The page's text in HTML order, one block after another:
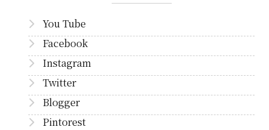
You Tube
Facebook
Instagram
Twitter
Blogger
Pintorest